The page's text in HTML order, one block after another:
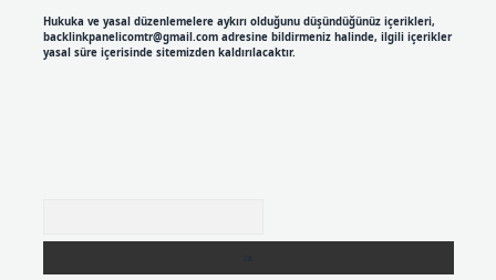
Hukuka ve yasal düzenlemelere aykırı olduğunu düşündüğünüz içerikleri,
backlinkpanelicomtr@gmail.comadresine bildirmeniz halinde, ilgili içerikler
yasal süre içerisinde sitemizden kaldırılacaktır.